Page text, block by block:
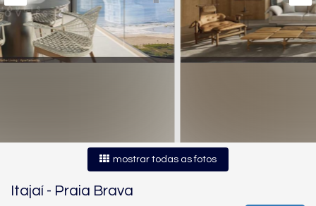
mostrar todas as fotos
Itajaí - Praia Brava